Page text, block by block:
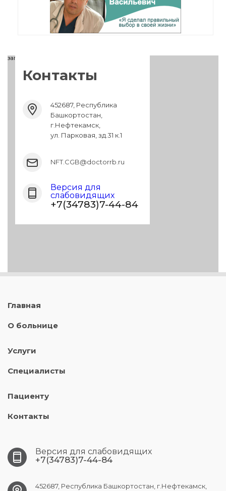
загрузка карты...
Контакты
452687, Республика
Башкортостан,
г.Нефтекамск,
ул. Парковая, зд.31 к.1
NFT.CGB@doctorrb.ru
Версия для
слабовидящих
+7(34783)7-44-84
Главная
О больнице
Услуги
Специалисты
Пациенту
Контакты
Версия для слабовидящих
+7(34783)7-44-84
452687, Республика Башкортостан, г.Нефтекамск,